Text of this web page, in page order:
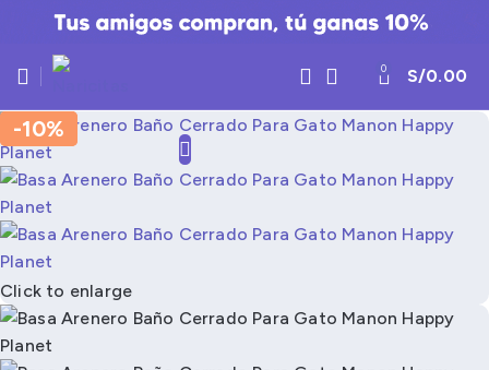
0 S/0.00
-10%
-10%
Click to enlarge